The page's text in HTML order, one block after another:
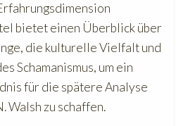
bietet einen Überblick über
die kulturelle Vielfalt und
Schamanismus, um ein
für die spätere Analyse
Walsh zu schaffen.